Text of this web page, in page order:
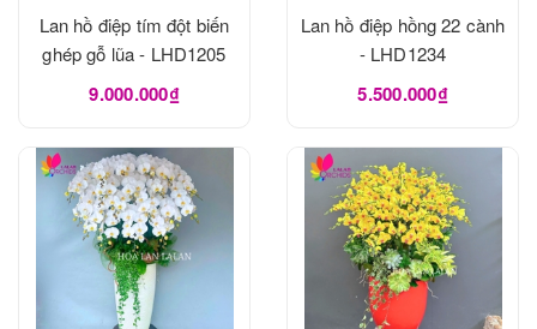
Lan hồ điệp tím đột biến
ghép gỗ lũa - LHD1205
9.000.000₫
Lan hồ điệp hồng 22 cành
- LHD1234
5.500.000₫